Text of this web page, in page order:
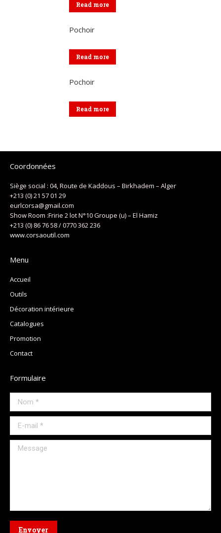
Read more
Pochoir
Read more
Pochoir
Read more
Coordonnées
Siège social : 04, Route de Kaddous – Birkhadem – Alger
+213 (0) 21 57 01 29
eurlcorsa@gmail.com
Show Room :Fririe 2 lot N°10 Groupe (u) – El Hamiz
+213 (0) 86 76 58 / 0770 362 236
www.corsaoutil.com
Menu
Accueil
Outils
Décoration intérieure
Catalogues
Promotion
Contact
Formulaire
Nom *
E-mail *
Message
Envoyer